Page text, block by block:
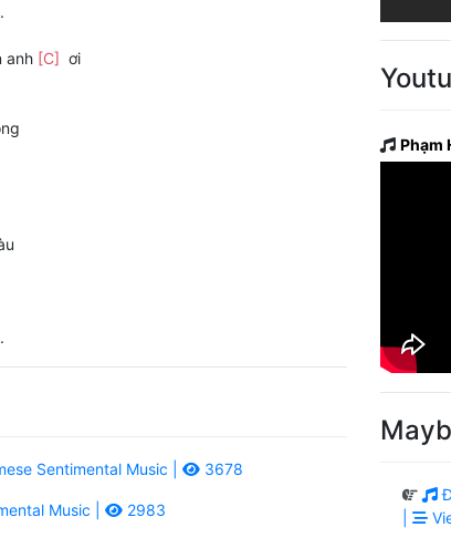
anh [C] ơi
Sentimental Music | 3678
Music | 2983
Phạm